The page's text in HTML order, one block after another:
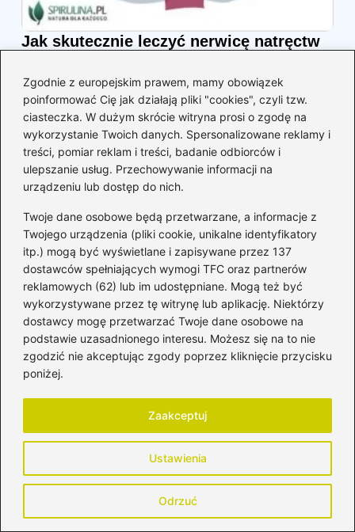
Zgodnie z europejskim prawem, mamy obowiązek
poinformować Cię jak działają pliki "cookies", czyli tzw.
ciasteczka. W dużym skrócie witryna prosi o zgodę na
wykorzystanie Twoich danych. Spersonalizowane reklamy i
treści, pomiar reklam i treści, badanie odbiorców i
ulepszanie usług. Przechowywanie informacji na
urządzeniu lub dostęp do nich.
Twoje dane osobowe będą przetwarzane, a informacje z
Twojego urządzenia (pliki cookie, unikalne identyfikatory
itp.) mogą być wyświetlane i zapisywane przez 137
dostawców spełniających wymogi TFC oraz partnerów
reklamowych (62) lub im udostępniane. Mogą też być
wykorzystywane przez tę witrynę lub aplikację. Niektórzy
dostawcy mogę przetwarzać Twoje dane osobowe na
podstawie uzasadnionego interesu. Możesz się na to nie
zgodzić nie akceptując zgody poprzez kliknięcie przycisku
poniżej.
Ustawienia
Odrzuć
Zaakceptuj
Jak skutecznie leczyć nerwicę natręctw
2026-04-29
Czy witamina C jest bezpieczna dla
niemowlaków? Sprawdź, jak ją podawać
2026-04-29